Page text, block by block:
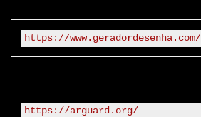
https://www.geradordesenha.com/
https://arguard.org/